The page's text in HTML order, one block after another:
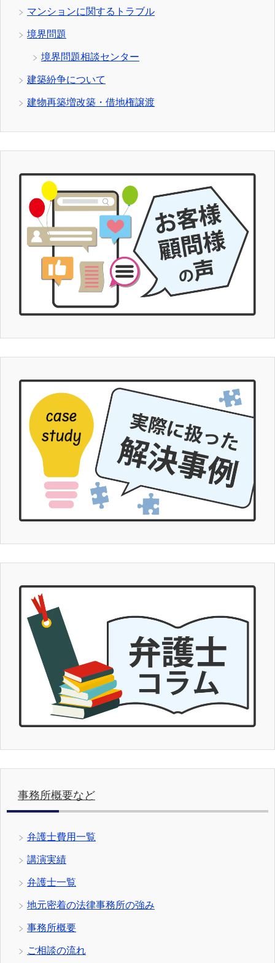
マンションに関するトラブル
境界問題
境界問題相談センター
建築紛争について
建物再築増改築・借地権譲渡
事務所概要など
弁護士費用一覧
講演実績
弁護士一覧
地元密着の法律事務所の強み
事務所概要
ご相談の流れ